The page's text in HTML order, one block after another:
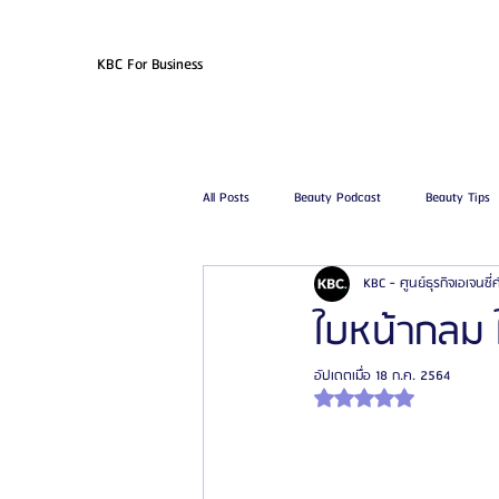
KBC For Business
All Posts Beauty Podcast Beauty Tips
รีวิวศัลยกรรมฉีดไขมัน รีวิวศัลยกรรมดู
โรงพยาบาลศัลยกรรมเฟรช โรงพยาบา
ใบหน้ากลม
KBC - ศูนย์ธุรกิจเอเจน
อัปเดตเมื่อ 18 ก.ค. 2564
ได้รับ NaN เต็ม 5 ดาว